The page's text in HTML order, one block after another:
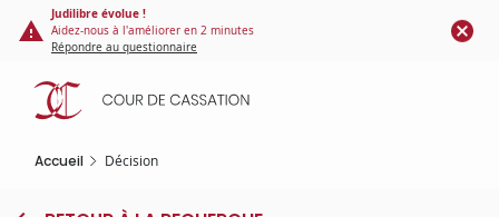
Panneau de gestion des cookies
contenu
principal
Judilibre évolue !
Aidez-nous à l'améliorer en 2 minutes
Répondre au questionnaire
Accueil Décision